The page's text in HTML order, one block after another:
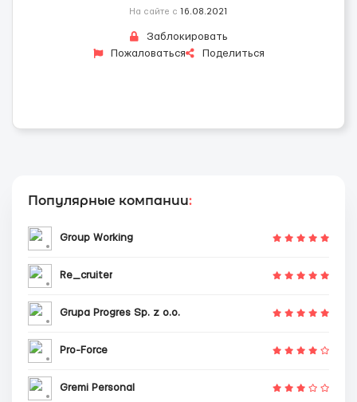
На сайте с 16.08.2021
Заблокировать
Пожаловаться
Поделиться
Популярные компании:
Group Working
Re_cruiter
Grupa Progres Sp. z o.o.
Pro-Force
Gremi Personal